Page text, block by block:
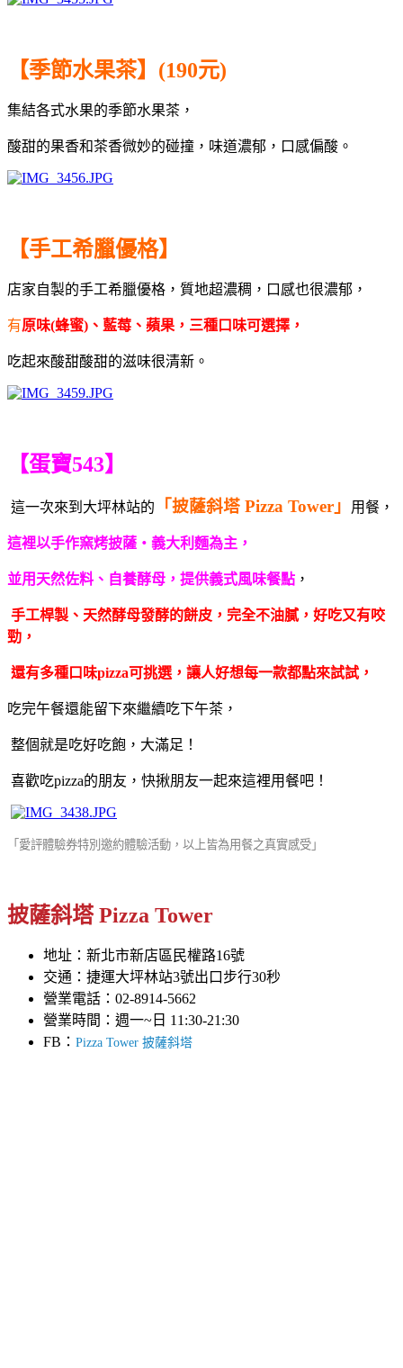
【季節水果茶】(190元)
集結各式水果的季節水果茶，
酸甜的果香和茶香微妙的碰撞，味道濃郁，口感偏酸。
【手工希臘優格】
店家自製的手工希臘優格，質地超濃稠，口感也很濃郁，
有原味(蜂蜜)、藍莓、蘋果，三種口味可選擇，
吃起來酸甜酸甜的滋味很清新。
【蛋寶543】
這一次來到大坪林站的 「披薩斜塔 Pizza Tower」 用餐，
這裡以手作窯烤披薩・義大利麵為主，
並用天然佐料、自養酵母，提供義式風味餐點 ，
手工桿製、天然酵母發酵的餅皮，完全不油膩，好吃又有咬
勁，
還有多種口味pizza可挑選，讓人好想每一款都點來試試，
吃完午餐還能留下來繼續吃下午茶，
整個就是吃好吃飽，大滿足！
喜歡吃pizza的朋友，快揪朋友一起來這裡用餐吧！
「 愛評體驗券特別邀約體驗活動 ，以上皆為用餐之真實感受」
披薩斜塔 Pizza Tower
地址：新北市新店區民權路16號
交通：捷運大坪林站3號出口步行30秒
營業電話：02-8914-5662
營業時間：週一~日 11:30-21:30
FB： Pizza Tower 披薩斜塔